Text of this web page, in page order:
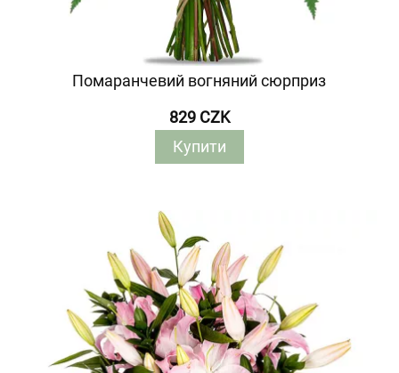
Помаранчевий вогняний сюрприз
829 CZK
Купити